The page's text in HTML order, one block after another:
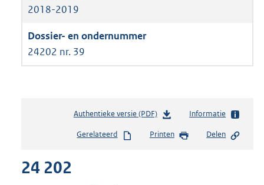
2018-2019
24202 nr. 39
Authentieke versie (PDF)b
s
Informatie
Gerelateerd Printen Delen
24 202